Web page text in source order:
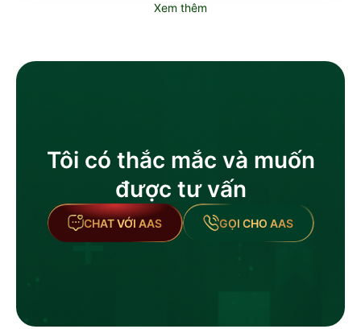
Xem thêm
Tôi có thắc mắc và muốn
được tư vấn
CHAT VỚI AAS GỌI CHO AAS